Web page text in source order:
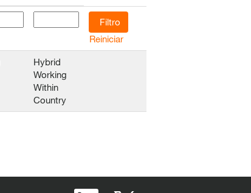
Reiniciar
Hybrid
Working
Within
Country
A